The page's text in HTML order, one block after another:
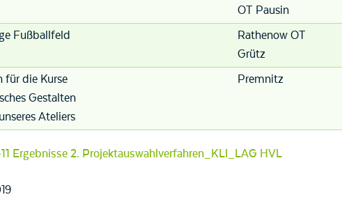
OT Pausin
Fußballfeld
Rathenow OT
Grütz
für die Kurse
Gestalten
Ateliers
Premnitz
11 Ergebnisse 2. Projektauswahlverfahren_KLI_LAG HVL